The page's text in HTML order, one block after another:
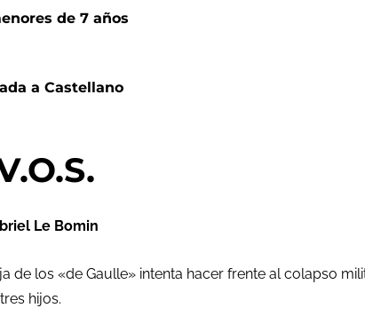
de 7 años
a Castellano
Le Bomin
de los «de Gaulle» intenta hacer frente al colapso
hijos.